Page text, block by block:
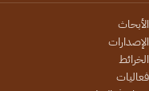
الأبحاث
الإصدارات
الخرائط
فعاليات